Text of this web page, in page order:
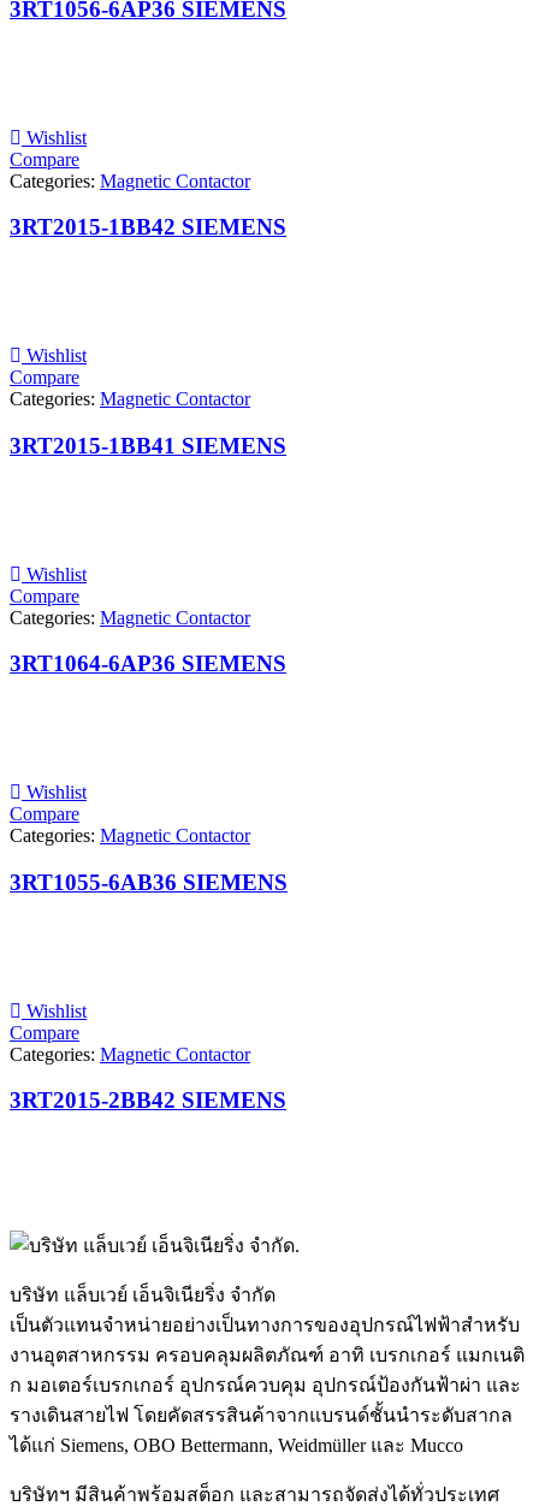
3RT1056-6AP36 SIEMENS
Wishlist
Compare
Categories: Magnetic Contactor
3RT2015-1BB42 SIEMENS
Wishlist
Compare
Categories: Magnetic Contactor
3RT2015-1BB41 SIEMENS
Wishlist
Compare
Categories: Magnetic Contactor
3RT1064-6AP36 SIEMENS
Wishlist
Compare
Categories: Magnetic Contactor
3RT1055-6AB36 SIEMENS
Wishlist
Compare
Categories: Magnetic Contactor
3RT2015-2BB42 SIEMENS
บริษัท แล็บเวย์ เอ็นจิเนียริ่ง จำกัด
เป็นตัวแทนจำหน่ายอย่างเป็นทางการของอุปกรณ์ไฟฟ้าสำหรับ
งานอุตสาหกรรม ครอบคลุมผลิตภัณฑ์ อาทิ เบรกเกอร์ แมกเนติ
ก มอเตอร์เบรกเกอร์ อุปกรณ์ควบคุม อุปกรณ์ป้องกันฟ้าผ่า และ
รางเดินสายไฟ โดยคัดสรรสินค้าจากแบรนด์ชั้นนำระดับสากล
ได้แก่ Siemens, OBO Bettermann, Weidmüller และ Mucco
บริษัทฯ มีสินค้าพร้อมสต็อก และสามารถจัดส่งได้ทั่วประเทศ